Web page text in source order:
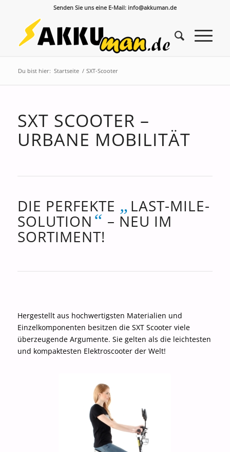
Senden Sie uns eine E-Mail: info@akkuman.de
Du bist hier: Startseite / SXT-Scooter
SXT SCOOTER –
URBANE MOBILITÄT
DIE PERFEKTE „ LAST-MILE-
SOLUTION “ – NEU IM
SORTIMENT!
Hergestellt aus hochwertigsten Materialien und
Einzelkomponenten besitzen die SXT Scooter viele
überzeugende Argumente. Sie gelten als die leichtesten
und kompaktesten Elektroscooter der Welt!